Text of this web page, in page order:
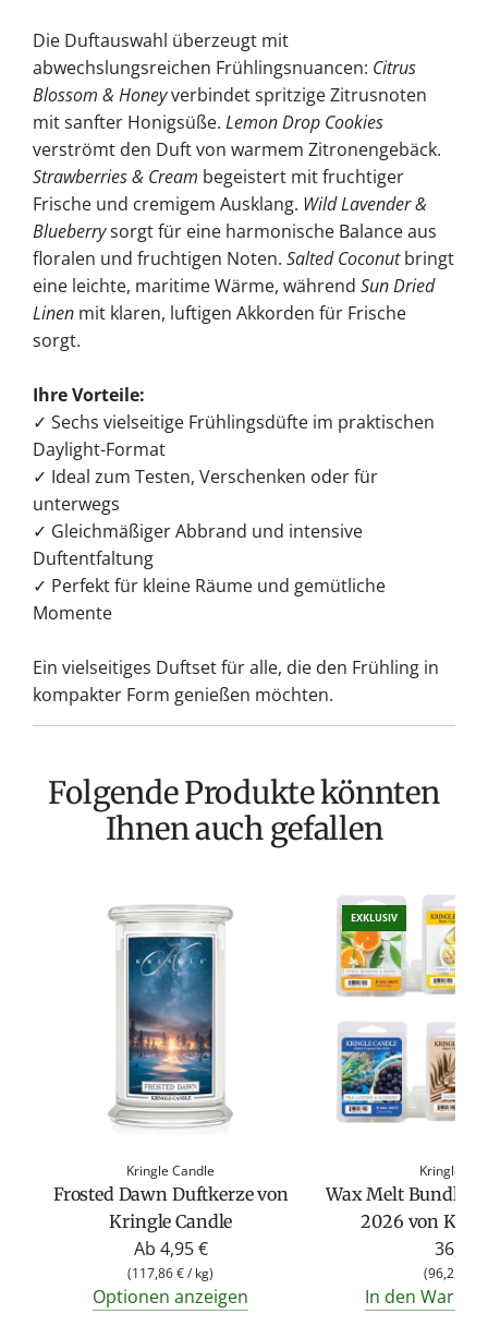
Die Duftauswahl überzeugt mit
abwechslungsreichen Frühlingsnuancen: Citrus
Blossom & Honeyverbindet spritzige Zitrusnoten
mit sanfter Honigsüße. Lemon Drop Cookies
verströmt den Duft von warmem Zitronengebäck.
Strawberries & Cream begeistert mit fruchtiger
Frische und cremigem Ausklang. Wild Lavender &
Blueberrysorgt für eine harmonische Balance aus
floralen und fruchtigen Noten. Salted Coconutbringt
eine leichte, maritime Wärme, während Sun Dried
Linen mit klaren, luftigen Akkorden für Frische
sorgt.
Ihre Vorteile:
✓ Sechs vielseitige Frühlingsdüfte im praktischen
Daylight-Format
✓ Ideal zum Testen, Verschenken oder für
unterwegs
✓ Gleichmäßiger Abbrand und intensive
Duftentfaltung
✓ Perfekt für kleine Räume und gemütliche
Momente
Ein vielseitiges Duftset für alle, die den Frühling in
kompakter Form genießen möchten.
Folgende Produkte könnten
Ihnen auch gefallen
Kringle Candle
Frosted Dawn Duftkerze von
Kringle Candle
Ab 4,95 €
(117,86 €/ kg)
Optionen anzeigen
EXKLUSIV
Kringle
Wax Melt Bundle
2026 von
36,95
(96,22 €
In den